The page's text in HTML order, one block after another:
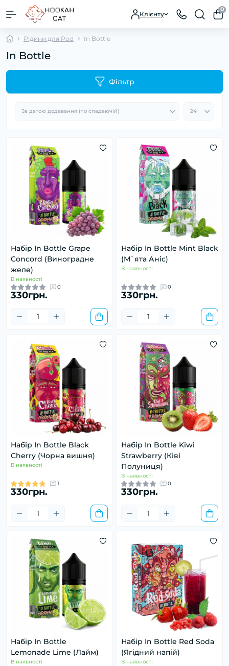
Клієнту
0
Рідини для Pod In Bottle
In Bottle
Фільтр
Набір In Bottle Grape
Concord (Виноградне
желе)
В наявності
0
330грн.
Набір In Bottle Mint Black
(М`ята Аніс)
В наявності
0
330грн.
Набір In Bottle Black
Cherry (Чорна вишня)
В наявності
1
330грн.
Набір In Bottle Kiwi
Strawberry (Ківі
Полуниця)
В наявності
0
330грн.
Набір In Bottle
Lemonade Lime (Лайм)
В наявності
Набір In Bottle Red Soda
(Ягідний напій)
В наявності